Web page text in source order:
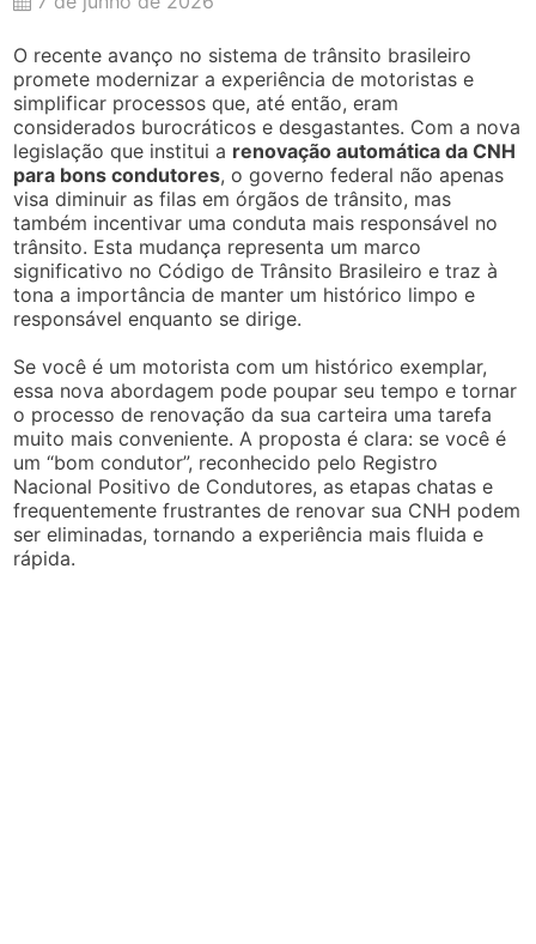
O recente avanço no sistema de trânsito brasileiro
promete modernizar a experiência de motoristas e
simplificar processos que, até então, eram
considerados burocráticos e desgastantes. Com a nova
legislação que institui a renovação automática da CNH
para bons condutores, o governo federal não apenas
visa diminuir as filas em órgãos de trânsito, mas
também incentivar uma conduta mais responsável no
trânsito. Esta mudança representa um marco
significativo no Código de Trânsito Brasileiro e traz à
tona a importância de manter um histórico limpo e
responsável enquanto se dirige.
Se você é um motorista com um histórico exemplar,
essa nova abordagem pode poupar seu tempo e tornar
o processo de renovação da sua carteira uma tarefa
muito mais conveniente. A proposta é clara: se você é
um “bom condutor”, reconhecido pelo Registro
Nacional Positivo de Condutores, as etapas chatas e
frequentemente frustrantes de renovar sua CNH podem
ser eliminadas, tornando a experiência mais fluida e
rápida.